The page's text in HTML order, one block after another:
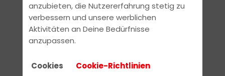
anzubieten, die Nutzererfahrung stetig zu
verbessern und unsere werblichen
Aktivitäten an Deine Bedürfnisse
anzupassen.
Cookies Cookie-Richtlinien